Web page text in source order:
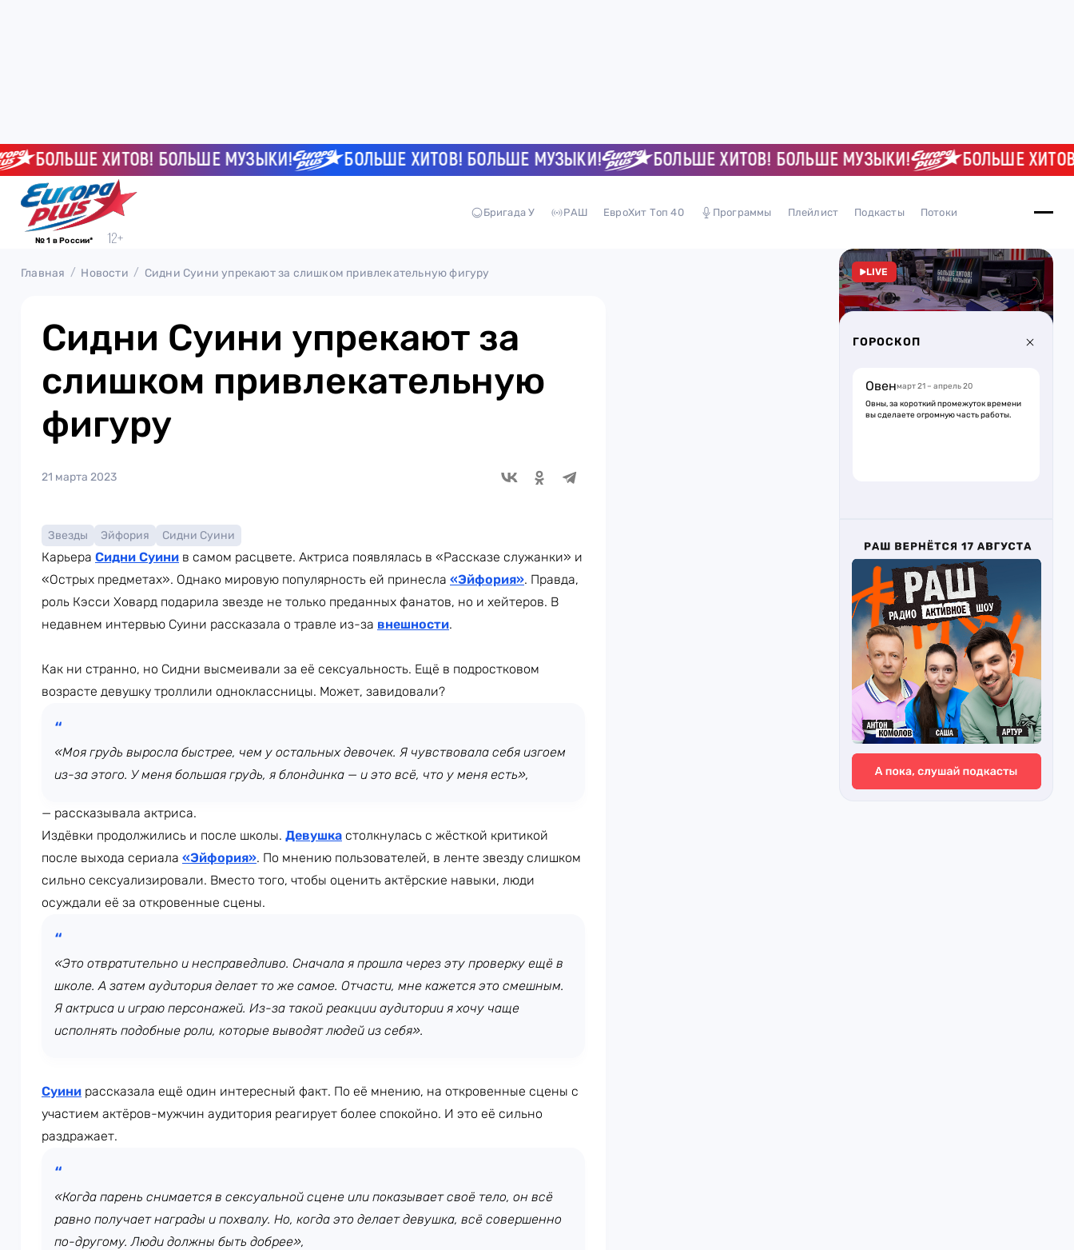
БОЛЬШЕ ХИТОВ! БОЛЬШЕ МУЗЫКИ! БОЛЬШЕ ХИТОВ! БОЛЬШЕ МУЗЫКИ! БОЛЬШЕ ХИТОВ! БОЛЬШЕ МУЗЫКИ! БОЛЬШЕ ХИТОВ!
№ 1 в России*
Бригада У РАШ ЕвроХит Топ 40 Программы Плейлист Подкасты Потоки
Главная Новости Сидни Суини упрекают за слишком привлекательную фигуру
Сидни Суини упрекают за
слишком привлекательную
фигуру
21 марта 2023
Звезды Эйфория Сидни Суини
Карьера Сидни Суини в самом расцвете. Актриса появлялась в «Рассказе служанки» и
«Острых предметах». Однако мировую популярность ей принесла «Эйфория». Правда,
роль Кэсси Ховард подарила звезде не только преданных фанатов, но и хейтеров. В
недавнем интервью Суини рассказала о травле из-за внешности.
Как ни странно, но Сидни высмеивали за её сексуальность. Ещё в подростковом
возрасте девушку троллили одноклассницы. Может, завидовали?
«Моя грудь выросла быстрее, чем у остальных девочек. Я чувствовала себя изгоем
из-за этого. У меня большая грудь, я блондинка — и это всё, что у меня есть»,
— рассказывала актриса.
Издёвки продолжились и после школы. Девушка столкнулась с жёсткой критикой
после выхода сериала «Эйфория». По мнению пользователей, в ленте звезду слишком
сильно сексуализировали. Вместо того, чтобы оценить актёрские навыки, люди
осуждали её за откровенные сцены.
«Это отвратительно и несправедливо. Сначала я прошла через эту проверку ещё в
школе. А затем аудитория делает то же самое. Отчасти, мне кажется это смешным.
Я актриса и играю персонажей. Из-за такой реакции аудитории я хочу чаще
исполнять подобные роли, которые выводят людей из себя».
Суини рассказала ещё один интересный факт. По её мнению, на откровенные сцены с
участием актёров-мужчин аудитория реагирует более спокойно. И это её сильно
раздражает.
«Когда парень снимается в сексуальной сцене или показывает своё тело, он всё
равно получает награды и похвалу. Но, когда это делает девушка, всё совершенно
по-другому. Люди должны быть добрее»,
LIVE
ГОРОСКОП
Овенмарт 21 – апрель 20
Овны, за короткий промежуток времени
вы сделаете огромную часть работы.